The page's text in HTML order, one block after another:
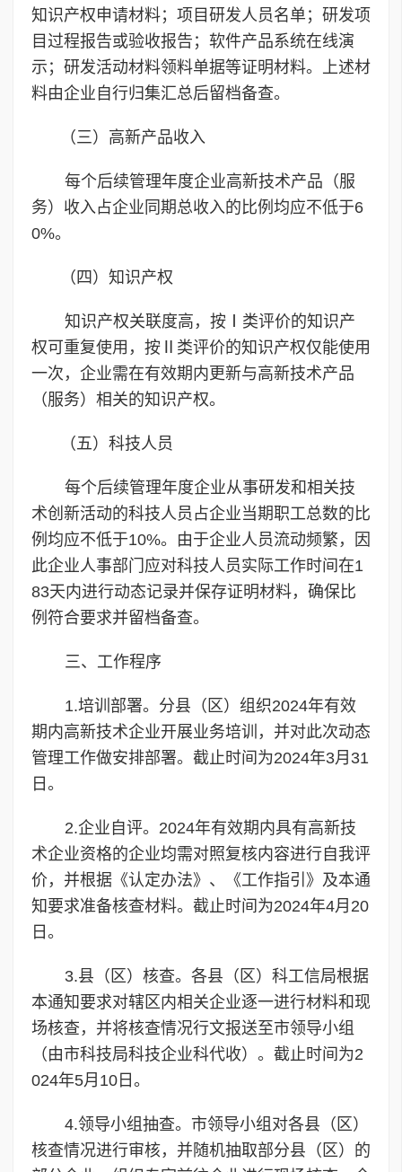
知识产权申请材料；项目研发人员名单；研发项
目过程报告或验收报告；软件产品系统在线演
示；研发活动材料领料单据等证明材料。上述材
料由企业自行归集汇总后留档备查。
（三）高新产品收入
每个后续管理年度企业高新技术产品（服
务）收入占企业同期总收入的比例均应不低于6
0%。
（四）知识产权
知识产权关联度高，按Ⅰ类评价的知识产
权可重复使用，按Ⅱ类评价的知识产权仅能使用
一次，企业需在有效期内更新与高新技术产品
（服务）相关的知识产权。
（五）科技人员
每个后续管理年度企业从事研发和相关技
术创新活动的科技人员占企业当期职工总数的比
例均应不低于10%。由于企业人员流动频繁，因
此企业人事部门应对科技人员实际工作时间在1
83天内进行动态记录并保存证明材料，确保比
例符合要求并留档备查。
三、工作程序
1.培训部署。分县（区）组织2024年有效
期内高新技术企业开展业务培训，并对此次动态
管理工作做安排部署。截止时间为2024年3月31
日。
2.企业自评。2024年有效期内具有高新技
术企业资格的企业均需对照复核内容进行自我评
价，并根据《认定办法》、《工作指引》及本通
知要求准备核查材料。截止时间为2024年4月20
日。
3.县（区）核查。各县（区）科工信局根据
本通知要求对辖区内相关企业逐一进行材料和现
场核查，并将核查情况行文报送至市领导小组
（由市科技局科技企业科代收）。截止时间为2
024年5月10日。
4.领导小组抽查。市领导小组对各县（区）
核查情况进行审核，并随机抽取部分县（区）的